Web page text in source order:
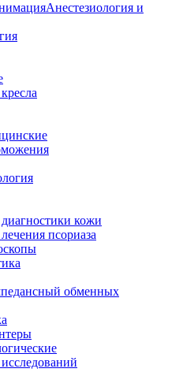
Анестезиология и
кожи
псориаза
обменных